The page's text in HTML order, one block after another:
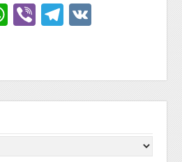
WhatsApp
ViberTelegram